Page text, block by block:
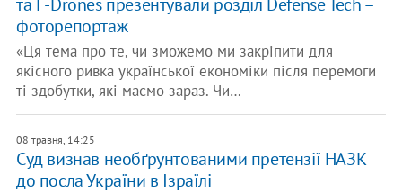
фоторепортаж
«Ця тема про те, чи зможемо ми закріпити для
якісного ривка української економіки після перемоги
ті здобутки, які маємо зараз. Чи…
08 травня, 14:25
Суд визнав необґрунтованими претензії НАЗК
до посла України в Ізраїлі